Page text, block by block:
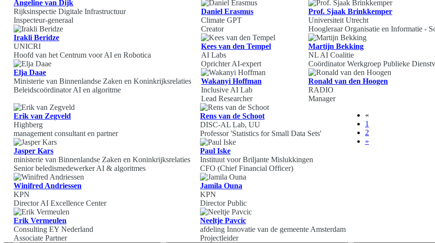
Angeline van Dijk
Rijksinspectie Digitale Infrastructuur
Inspecteur-generaal
Irakli Beridze
UNICRI
Hoofd van het Centrum voor AI en Robotica
Elja Daae
Ministerie van Binnenlandse Zaken en Koninkrijksrelaties
Beleidscoördinator AI en algoritme
Daniel Erasmus
Climate GPT
Creator
Kees van den Tempel
AI Labs
Oprichter AI-expert
Wakanyi Hoffman
Inclusive AI Lab
Lead Researcher
Prof. Sjaak Brinkkemper
Universiteit Utrecht
Hoogleraar Organisatie en Informatie -
Martijn Bekking
NL AI Coalitie
Coördinator Werkgroep Publieke
Ronald van den Hoogen
RADIO
Manager
Erik van Zegveld
Highberg
management consultant en partner
Jasper Kars
ministerie van Binnenlandse Zaken en Koninkrijksrelaties
Senior beledismedewerker AI & algoritmes
Winifred Andriessen
KPN
Director AI Excellence Center
Erik Vermeulen
Consulting EY Nederland
Associate Partner
Rens van de Schoot
DISC-AL Lab, UU
Professor 'Statistics for Small Data Sets'
Paul Iske
Instituut voor Briljante Mislukkingen
CFO (Chief Financial Officer)
Jamila Ouna
KPN
Director Public
Neeltje Pavcic
afdeling Innovatie van de gemeente Amsterdam
Projectleider
«
1
2
»